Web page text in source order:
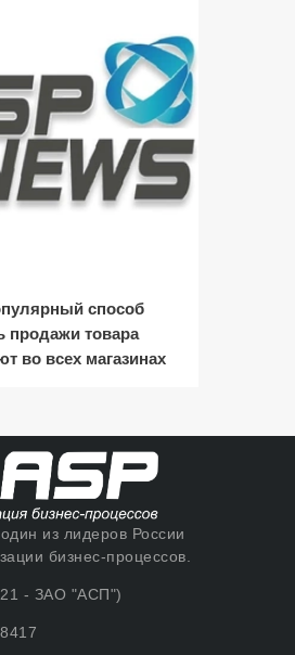
способ
продажи товара
во всех магазинах
из лидеров России
бизнес-процессов.
- ЗАО "АСП")